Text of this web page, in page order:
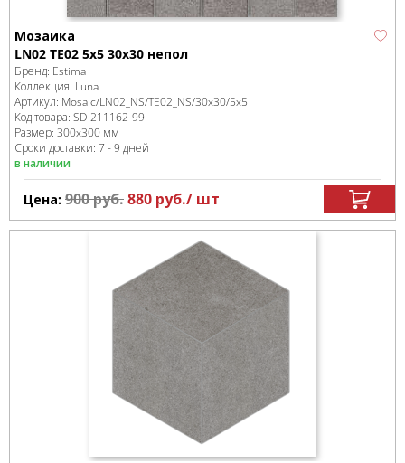
Мозаика
LN02 TE02 5x5 30x30 непол
Бренд: Estima
Коллекция: Luna
Артикул: Mosaic/LN02_NS/TE02_NS/30x30/5x5
Код товара: SD-211162-99
Размер: 300x300 мм
Сроки доставки: 7 - 9 дней
в наличии
Цена: 900руб.880 руб./ шт